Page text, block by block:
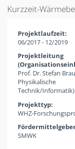
Kurzzeit-
Projektlaufzeit:
06/2017 - 12/2019
Projektleitung
Prof. Dr. Stefan
Physikalische
Technik/Informatik)
Projekttyp:
WHZ-
SMWK